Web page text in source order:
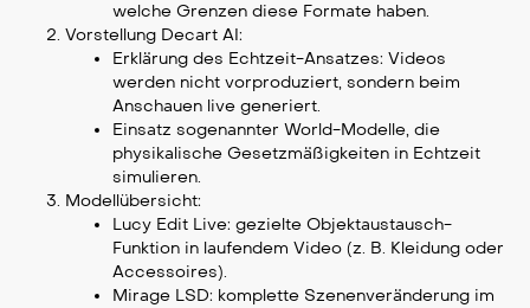
welche Grenzen diese Formate haben.
Vorstellung Decart AI:
Erklärung des Echtzeit-Ansatzes: Videos
werden nicht vorproduziert, sondern beim
Anschauen live generiert.
Einsatz sogenannter World-Modelle, die
physikalische Gesetzmäßigkeiten in Echtzeit
simulieren.
Modellübersicht:
Lucy Edit Live: gezielte Objektaustausch-
Funktion in laufendem Video (z. B. Kleidung oder
Accessoires).
Mirage LSD: komplette Szenenveränderung im